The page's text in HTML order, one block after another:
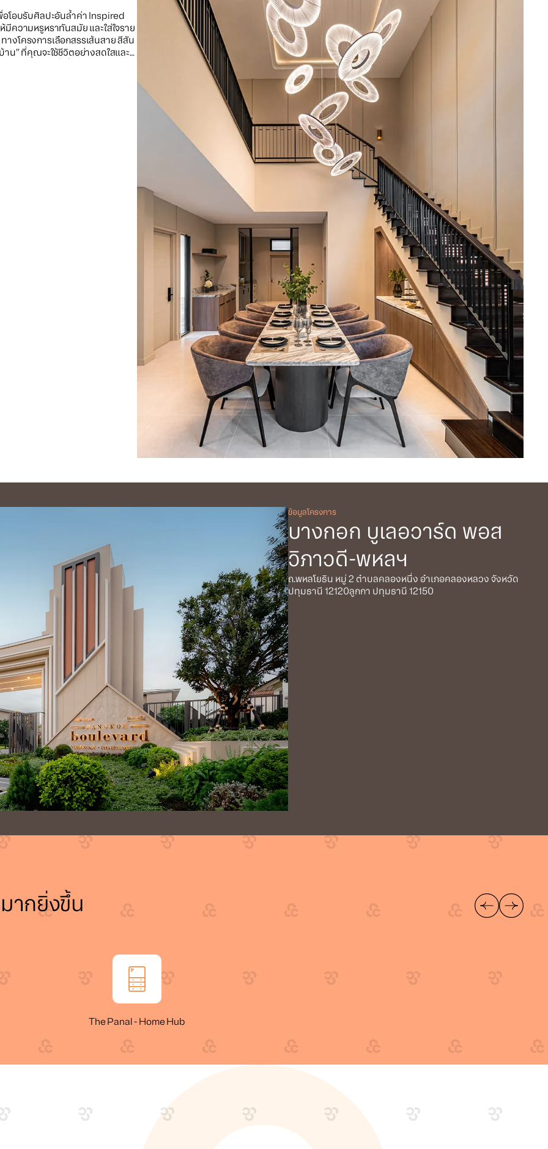
โอบรับศิลปะอันล้ำค่า Inspired
ความหรูหราทันสมัย และใส่ใจราย
งโครงการเลือกสรรเส้นสาย สีสัน
น” ที่คุณจะใช้ชีวิตอย่างสดใสและ
ข้อมูลโครงการ
บางกอก บูเลอวาร์ด พอส
วิภาวดี-พหลฯ
ถ.พหลโยธิน หมู่ 2 ตำบลคลองหนึ่ง อำเภอคลองหลวง จังหวัด
ปทุมธานี 12120ลูกกา ปทุมธานี 12150
ากยิ่งขึ้น
The Panal - Home Hub